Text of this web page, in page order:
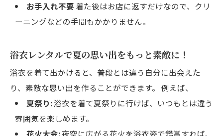
お手入れ不要 着た後はお店に返すだけなので、クリ
ーニングなどの手間もかかりません。
浴衣レンタルで夏の思い出をもっと素敵に！
浴衣を着て出かけると、普段とは違う自分に出会えた
り、素敵な思い出を作ることができます。 例えば、
夏祭り:浴衣を着て夏祭りに行けば、いつもとは違う
雰囲気を楽しめます。
花火大会:夜空に広がる花火を浴衣姿で鑑賞すれば、